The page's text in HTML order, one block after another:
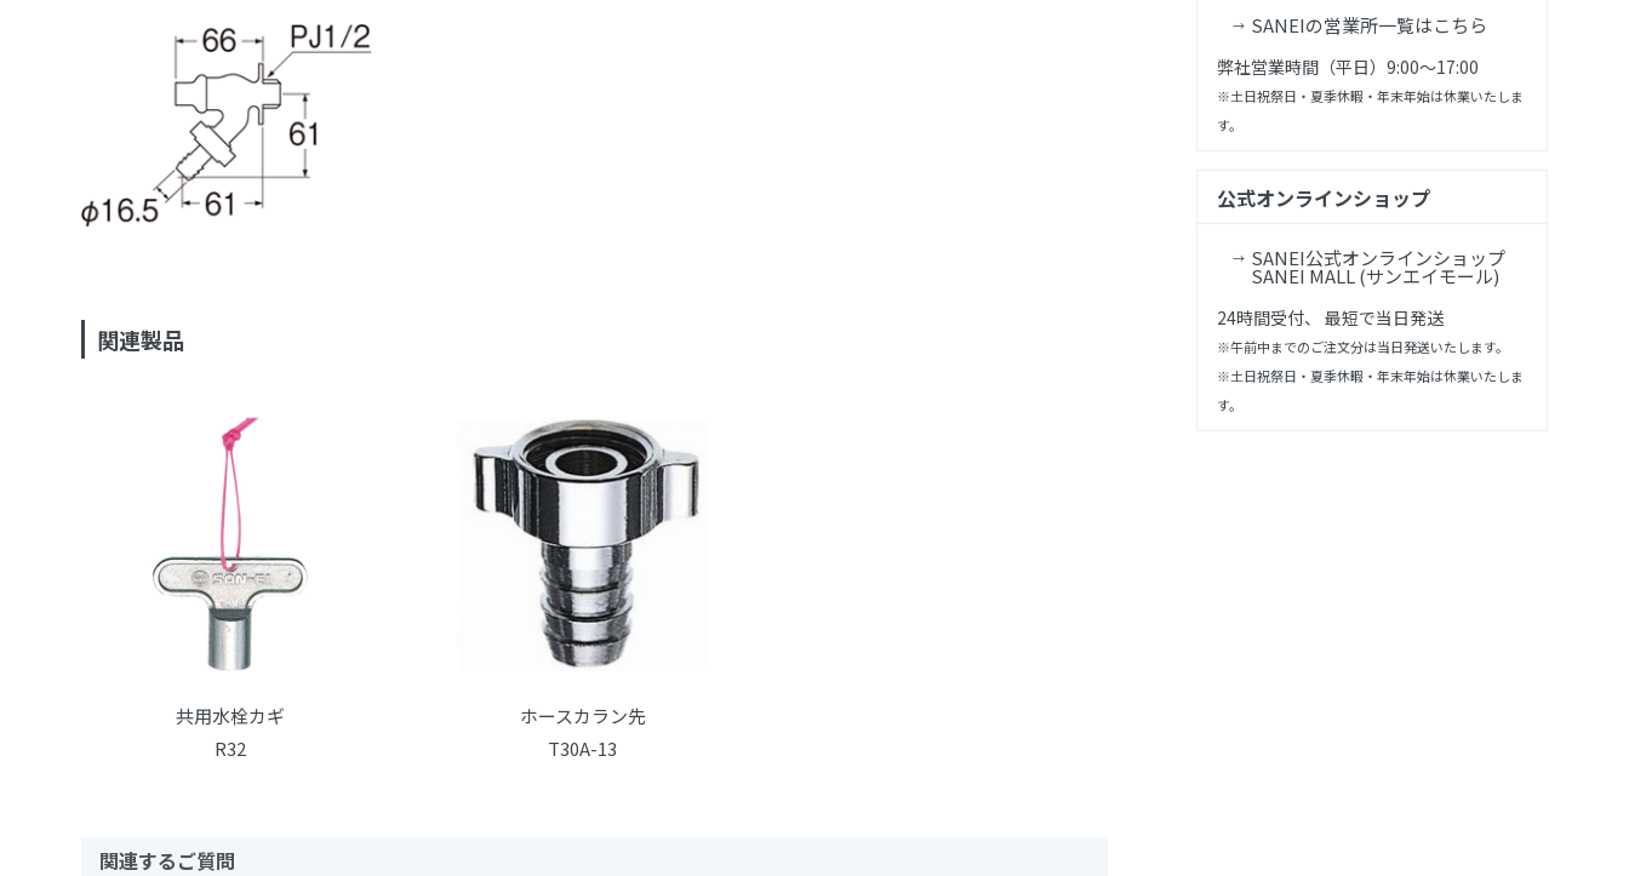
関連製品
共用水栓カギ
R32
ホースカラン先
T30A-13
関連するご質問
SANEIの営業所一覧はこちら
弊社営業時間（平日）9:00～17:00
※土日祝祭日・夏季休暇・年末年始は休業いたしま
す。
公式オンラインショップ
SANEI公式オンラインショップ
SANEI MALL (サンエイモール)
24時間受付、 最短で当日発送
※午前中までのご注文分は当日発送いたします。
※土日祝祭日・夏季休暇・年末年始は休業いたしま
す。